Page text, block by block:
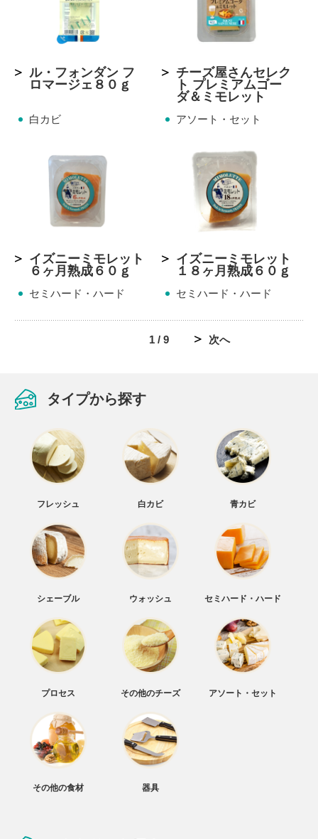
ル・フォンダン フ
ロマージェ８０ｇ
白カビ
チーズ屋さんセレク
ト プレミアムゴー
ダ＆ミモレット
アソート・セット
イズニーミモレット
６ヶ月熟成６０ｇ
セミハード・ハード
イズニーミモレット
１８ヶ月熟成６０ｇ
セミハード・ハード
1 / 9 次へ
タイプから探す
フレッシュ 白カビ 青カビ
シェーブル ウォッシュ セミハード・ハード
プロセス その他のチーズ アソート・セット
その他の食材 器具